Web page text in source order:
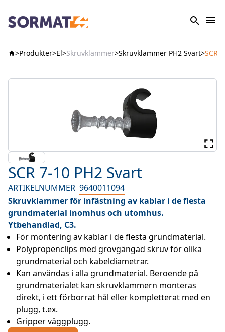
Produkter El Skruvklammer Skruvklammer PH2 Svart SCR
SCR 7-10 PH2 Svart
ARTIKELNUMMER 9640011094
Skruvklammer för infästning av kablar i de flesta
grundmaterial inomhus och utomhus.
Ytbehandlad, C3.
För montering av kablar i de flesta grundmaterial.
Polypropenclips med grovgängad skruv för olika
grundmaterial och kabeldiametrar.
Kan användas i alla grundmaterial. Beroende på
grundmaterialet kan skruvklammern monteras
direkt, i ett förborrat hål eller kompletterat med en
plugg, t.ex.
Gripper väggplugg.